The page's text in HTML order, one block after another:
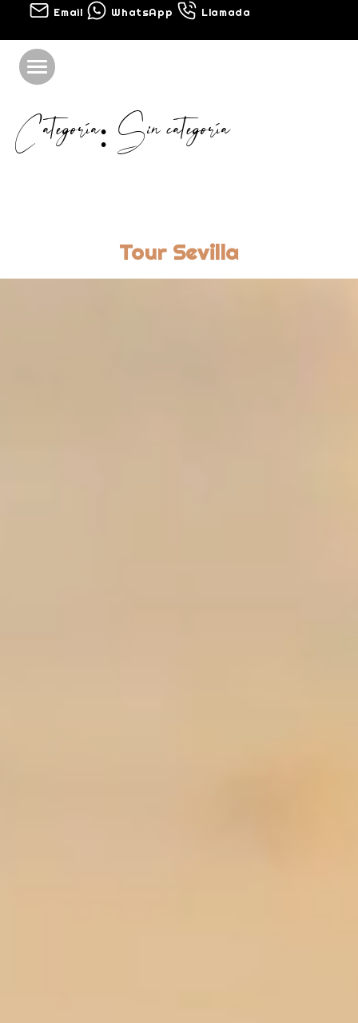
Email WhatsApp Llamada
Categoría: Sin categoría
Tour Sevilla